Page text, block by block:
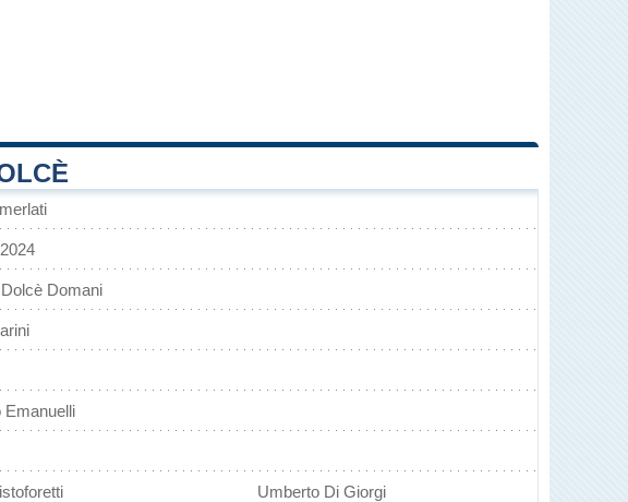
Domani
Emanuelli
Umberto Di Giorgi